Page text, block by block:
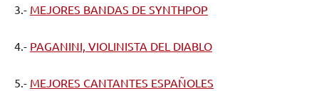
3.- MEJORES BANDAS DE SYNTHPOP
4.- PAGANINI, VIOLINISTA DEL DIABLO
5.- MEJORES CANTANTES ESPAÑOLES